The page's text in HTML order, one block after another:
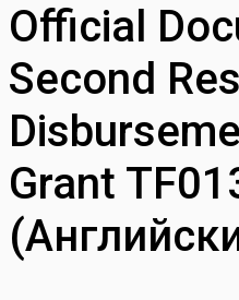
Official
Second
Grant